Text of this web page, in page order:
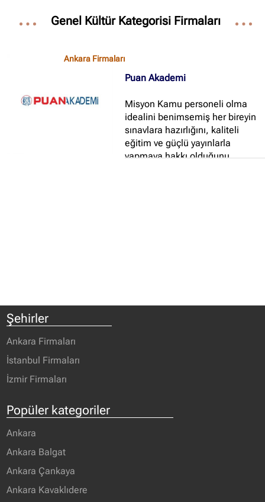
Genel Kültür Kategorisi Firmaları
Ankara Firmaları
Puan Akademi
Misyon Kamu personeli olma
idealini benimsemiş her bireyin
sınavlara hazırlığını, kaliteli
eğitim ve güçlü yayınlarla
yapmaya hakkı olduğunu
Şehirler
Ankara Firmaları
İstanbul Firmaları
İzmir Firmaları
Popüler kategoriler
Ankara
Ankara Balgat
Ankara Çankaya
Ankara Kavaklıdere
Ankara Firmaları(672)
İzmir Firmaları